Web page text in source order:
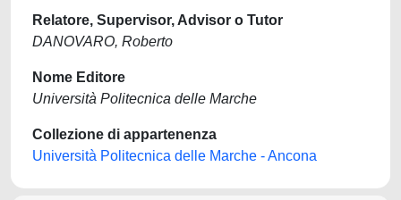
Relatore, Supervisor, Advisor o Tutor
DANOVARO, Roberto
Nome Editore
Università Politecnica delle Marche
Collezione di appartenenza
Università Politecnica delle Marche - Ancona